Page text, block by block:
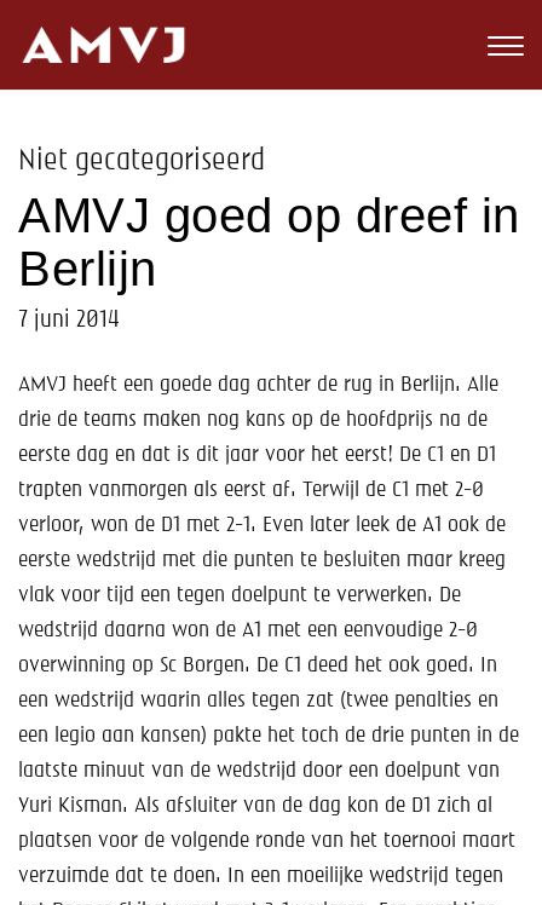
Wedstrijden
Nieuws
Teams
Jeugd
Toekomst
Kalender
Help mee!
Shop
Lid worden
Contact
Niet gecategoriseerd
AMVJ goed op dreef in
Berlijn
7 juni 2014
AMVJ heeft een goede dag achter de rug in Berlijn. Alle
drie de teams maken nog kans op de hoofdprijs na de
eerste dag en dat is dit jaar voor het eerst! De C1 en D1
trapten vanmorgen als eerst af. Terwijl de C1 met 2-0
verloor, won de D1 met 2-1. Even later leek de A1 ook de
eerste wedstrijd met die punten te besluiten maar kreeg
vlak voor tijd een tegen doelpunt te verwerken. De
wedstrijd daarna won de A1 met een eenvoudige 2-0
overwinning op Sc Borgen. De C1 deed het ook goed. In
een wedstrijd waarin alles tegen zat (twee penalties en
een legio aan kansen) pakte het toch de drie punten in de
laatste minuut van de wedstrijd door een doelpunt van
Yuri Kisman. Als afsluiter van de dag kon de D1 zich al
plaatsen voor de volgende ronde van het toernooi maart
verzuimde dat te doen. In een moeilijke wedstrijd tegen